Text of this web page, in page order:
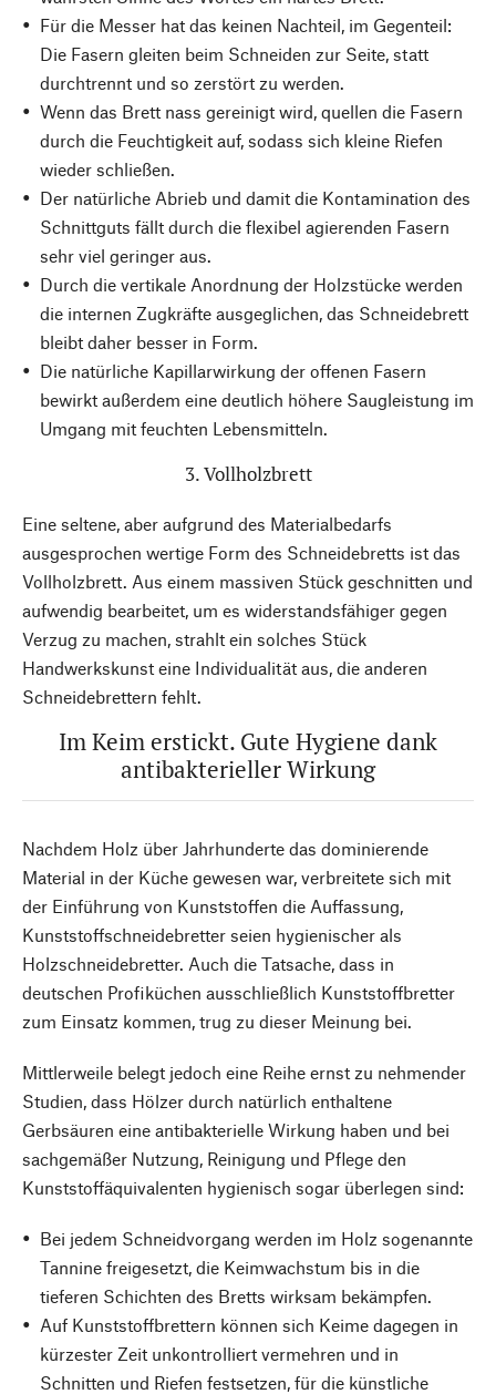
Für die Messer hat das keinen Nachteil, im Gegenteil:
Die Fasern gleiten beim Schneiden zur Seite, statt
durchtrennt und so zerstört zu werden.
Wenn das Brett nass gereinigt wird, quellen die Fasern
durch die Feuchtigkeit auf, sodass sich kleine Riefen
wieder schließen.
Der natürliche Abrieb und damit die Kontamination des
Schnittguts fällt durch die flexibel agierenden Fasern
sehr viel geringer aus.
Durch die vertikale Anordnung der Holzstücke werden
die internen Zugkräfte ausgeglichen, das Schneidebrett
bleibt daher besser in Form.
Die natürliche Kapillarwirkung der offenen Fasern
bewirkt außerdem eine deutlich höhere Saugleistung im
Umgang mit feuchten Lebensmitteln.
3. Vollholzbrett
Eine seltene, aber aufgrund des Materialbedarfs
ausgesprochen wertige Form des Schneidebretts ist das
Vollholzbrett. Aus einem massiven Stück geschnitten und
aufwendig bearbeitet, um es widerstandsfähiger gegen
Verzug zu machen, strahlt ein solches Stück
Handwerkskunst eine Individualität aus, die anderen
Schneidebrettern fehlt.
Im Keim erstickt. Gute Hygiene dank
antibakterieller Wirkung
Nachdem Holz über Jahrhunderte das dominierende
Material in der Küche gewesen war, verbreitete sich mit
der Einführung von Kunststoffen die Auffassung,
Kunststoffschneidebretter seien hygienischer als
Holzschneidebretter. Auch die Tatsache, dass in
deutschen Profiküchen ausschließlich Kunststoffbretter
zum Einsatz kommen, trug zu dieser Meinung bei.
Mittlerweile belegt jedoch eine Reihe ernst zu nehmender
Studien, dass Hölzer durch natürlich enthaltene
Gerbsäuren eine antibakterielle Wirkung haben und bei
sachgemäßer Nutzung, Reinigung und Pflege den
Kunststoffäquivalenten hygienisch sogar überlegen sind:
Bei jedem Schneidvorgang werden im Holz sogenannte
Tannine freigesetzt, die Keimwachstum bis in die
tieferen Schichten des Bretts wirksam bekämpfen.
Auf Kunststoffbrettern können sich Keime dagegen in
kürzester Zeit unkontrolliert vermehren und in
Schnitten und Riefen festsetzen, für die künstliche